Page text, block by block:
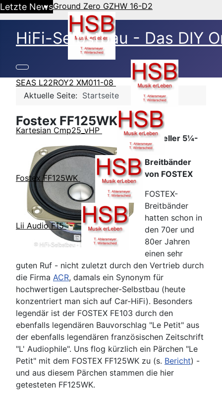
Letzte NewsGround Zero GZHW 16-D2
SEAS L22ROY2 XM011-08
Kartesian Cmp25_vHP
Fostex FF125WK
Lii Audio F15
HiFi-Selbstbau - Das DIY
Aktuelle Seite: Startseite
Fostex FF125WK
Aktueller 5¼-
Zoll
Breitbänder
von FOSTEX
FOSTEX-
Breitbänder
hatten schon in
den 70er und
80er Jahren
einen sehr
guten Ruf - nicht zuletzt durch den Vertrieb durch
die Firma ACR, damals ein Synonym für
hochwertigen Lautsprecher-Selbstbau (heute
konzentriert man sich auf Car-HiFi). Besonders
legendär ist der FOSTEX FE103 durch den
ebenfalls legendären Bauvorschlag "Le Petit" aus
der ebenfalls legendären französischen Zeitschrift
"L' Audiophile". Uns flog kürzlich ein Pärchen "Le
Petit" mit dem FOSTEX FF125WK zu (s. Bericht) -
und aus diesem Pärchen stammen die hier
getesteten FF125WK.